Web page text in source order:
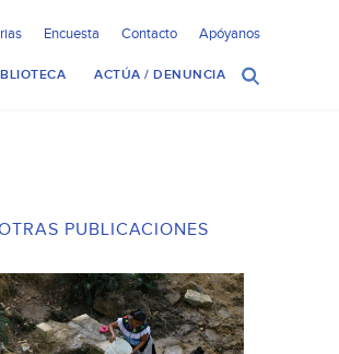
Encuesta Contacto Apóyanos
ACTÚA / DENUNCIA
PUBLICACIONES